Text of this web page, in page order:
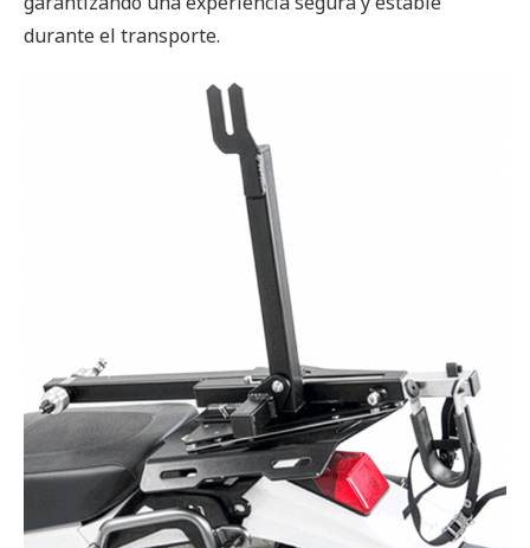
durante el transporte.